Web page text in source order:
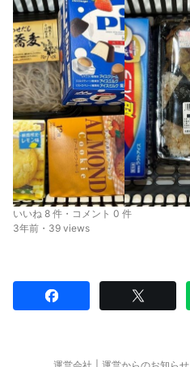
いいね 8 件・コメント 0 件
3年前・39 views